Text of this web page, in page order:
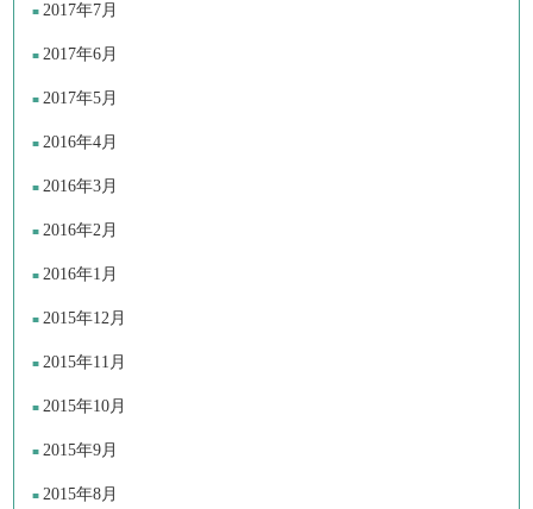
2017年7月
2017年6月
2017年5月
2016年4月
2016年3月
2016年2月
2016年1月
2015年12月
2015年11月
2015年10月
2015年9月
2015年8月